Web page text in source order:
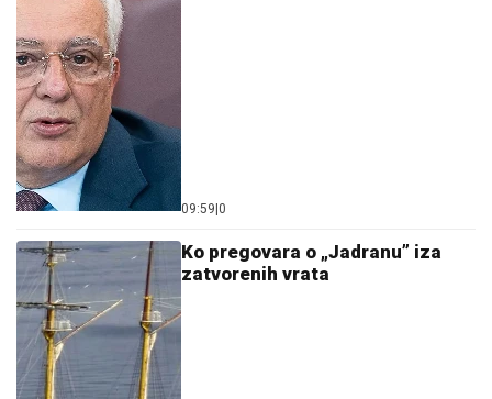
09:59|0
Ko pregovara o „Jadranu” iza
zatvorenih vrata